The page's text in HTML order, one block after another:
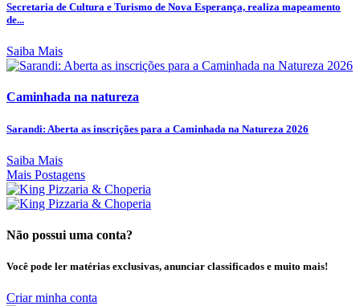
Secretaria de Cultura e Turismo de Nova Esperança, realiza mapeamento
de...
Saiba Mais
Caminhada na natureza
Sarandi: Aberta as inscrições para a Caminhada na Natureza 2026
Saiba Mais
Mais Postagens
Não possui uma conta?
Você pode ler matérias exclusivas, anunciar classificados e muito mais!
Criar minha conta